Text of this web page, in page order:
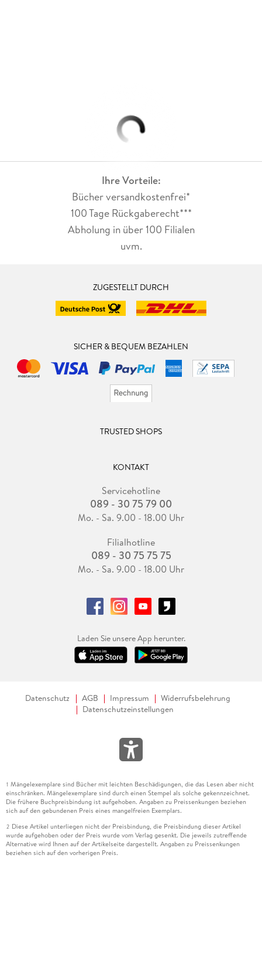
Ihre Vorteile:
Bücher versandkostenfrei*
100 Tage Rückgaberecht***
Abholung in über 100 Filialen
uvm.
ZUGESTELLT DURCH
SICHER & BEQUEM BEZAHLEN
TRUSTED SHOPS
KONTAKT
Servicehotline
089 - 30 75 79 00
Mo. - Sa. 9.00 - 18.00 Uhr
Filialhotline
089 - 30 75 75 75
Mo. - Sa. 9.00 - 18.00 Uhr
Laden Sie unsere App herunter.
Datenschutz AGB Impressum
Widerrufsbelehrung
Datenschutzeinstellungen
1 Mängelexemplare sind Bücher mit leichten Beschädigungen, die das Lesen aber nicht
einschränken. Mängelexemplare sind durch einen Stempel als solche gekennzeichnet.
Die frühere Buchpreisbindung ist aufgehoben. Angaben zu Preissenkungen beziehen
sich auf den gebundenen Preis eines mangelfreien Exemplars.
2 Diese Artikel unterliegen nicht der Preisbindung, die Preisbindung dieser Artikel
wurde aufgehoben oder der Preis wurde vom Verlag gesenkt. Die jeweils zutreffende
Alternative wird Ihnen auf der Artikelseite dargestellt. Angaben zu Preissenkungen
beziehen sich auf den vorherigen Preis.